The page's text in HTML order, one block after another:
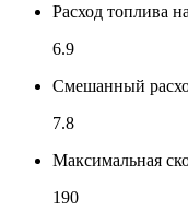
Расход топлива
6.9
Смешанный
7.8
Максимальная
190